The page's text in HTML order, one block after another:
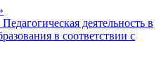
деятельность в
в соответствии с